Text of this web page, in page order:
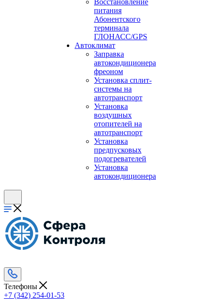
Восстановление
питания
Абонентского
терминала
ГЛОНАСС/GPS
Автоклимат
Заправка
автокондиционера
фреоном
Установка сплит-
системы на
автотранспорт
Установка
воздушных
отопителей на
автотранспорт
Установка
предпусковых
подогревателей
Установка
автокондиционера
Телефоны
+7 (342) 254-01-53